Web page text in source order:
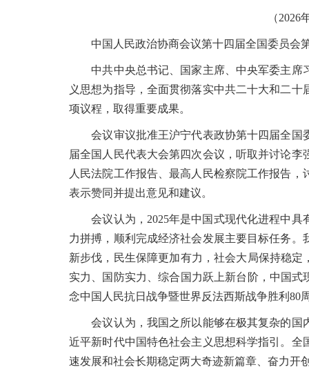
（
中国人民政治协商会议第十四届全国委员会第
中共中央总书记、国家主席、中央军委主席
义思想为指导，全面贯彻落实中共二十大和二
项议程，取得重要成果。
会议审议批准王沪宁代表政协第十四届全国
届全国人民代表大会第四次会议，听取并讨论
人民法院工作报告、最高人民检察院工作报告
表示赞同并提出意见和建议。
会议认为，2025年是中国式现代化进程中具
力拼搏，顺利完成经济社会发展主要目标任务
新步伐，民生保障更加有力，社会大局保持稳
实力、国防实力、综合国力跃上新台阶，中国
念中国人民抗日战争暨世界反法西斯战争胜利80
会议认为，我国之所以能够在极其复杂的国
近平新时代中国特色社会主义思想科学指引。
速发展和社会长期稳定两大奇迹新篇章、奋力开